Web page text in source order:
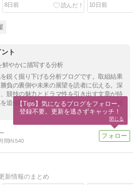
8日前 10日前
ト
鮮やかに描写する分析
鋭く掘り下げる分析ブログです。取組結果
負の裏側や未来の展望を読者に伝える。深
競技の魅力とドラマ性を引き出す文章が特
追体験させるような、洗練された解説が魅
月間IN:540
新情報のまとめ
【Tips】気になるブログをフォロー。
登録不要。更新を逃さずキャッチ！
閉じる